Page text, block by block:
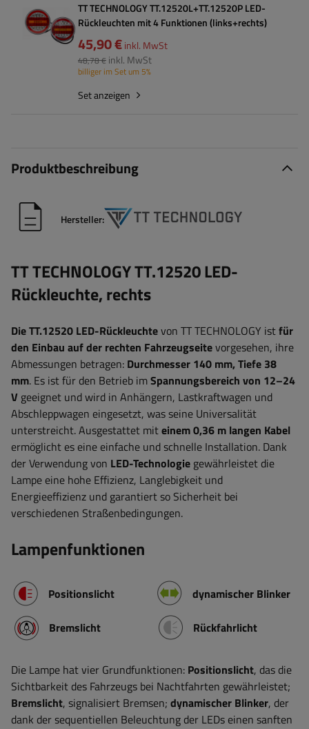
TT TECHNOLOGY TT.12520L+TT.12520P LED-
Rückleuchten mit 4 Funktionen (links+rechts)
45,90 €inkl. MwSt
48,78 € inkl. MwSt
billiger im Set um 5%
Set anzeigen
Produktbeschreibung
Hersteller:
TT TECHNOLOGY TT.12520 LED-
Rückleuchte, rechts
Die TT.12520 LED-Rückleuchtevon TT TECHNOLOGY istfür
den Einbau auf der rechten Fahrzeugseitevorgesehen, ihre
Abmessungen betragen: Durchmesser 140 mm, Tiefe 38
mm. Es ist für den Betrieb imSpannungsbereich von 12–24
V geeignet und wird in Anhängern, Lastkraftwagen und
Abschleppwagen eingesetzt, was seine Universalität
unterstreicht. Ausgestattet miteinem 0,36 m langen Kabel
ermöglicht es eine einfache und schnelle Installation. Dank
der Verwendung von LED-Technologie gewährleistet die
Lampe eine hohe Effizienz, Langlebigkeit und
Energieeffizienz und garantiert so Sicherheit bei
verschiedenen Straßenbedingungen.
Lampenfunktionen
Positionslicht dynamischer Blinker
Bremslicht Rückfahrlicht
Die Lampe hat vier Grundfunktionen: Positionslicht, das die
Sichtbarkeit des Fahrzeugs bei Nachtfahrten gewährleistet;
Bremslicht, signalisiert Bremsen; dynamischer Blinker, der
dank der sequentiellen Beleuchtung der LEDs einen sanften